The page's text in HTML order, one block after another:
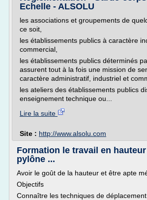
Echelle - ALSOLU
les associations et groupements de
ce soit,
les établissements publics à caractère
commercial,
les établissements publics déterminés
assurent tout à la fois une mission de
caractère administratif, industriel et
les ateliers des établissements publics
enseignement technique ou...
Lire la suite
Site : http://www.alsolu.com
Formation le travail en
pylône ...
Avoir le goût de la hauteur et être apte
Objectifs
Connaître les techniques de